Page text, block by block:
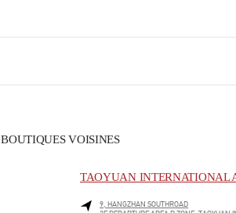
BOUTIQUES VOISINES
TAOYUAN INTERNATIONAL
9, HANGZHAN SOUTHROAD